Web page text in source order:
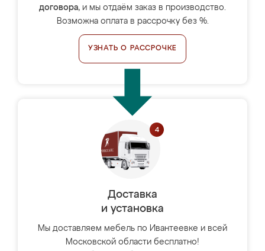
договора, и мы отдаём заказ в производство.
Возможна оплата в рассрочку без %.
УЗНАТЬ О РАССРОЧКЕ
Доставка
и установка
Мы доставляем мебель по Ивантеевке и всей
Московской области бесплатно!